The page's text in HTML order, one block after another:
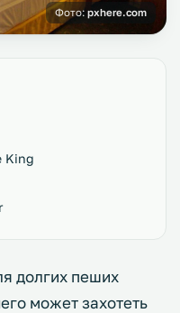
Фото: pxhere.com
King
долгих пеших
может захотеть